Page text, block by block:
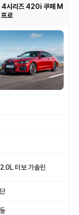
시리즈 420i 쿠페 M
로
터보 가솔린